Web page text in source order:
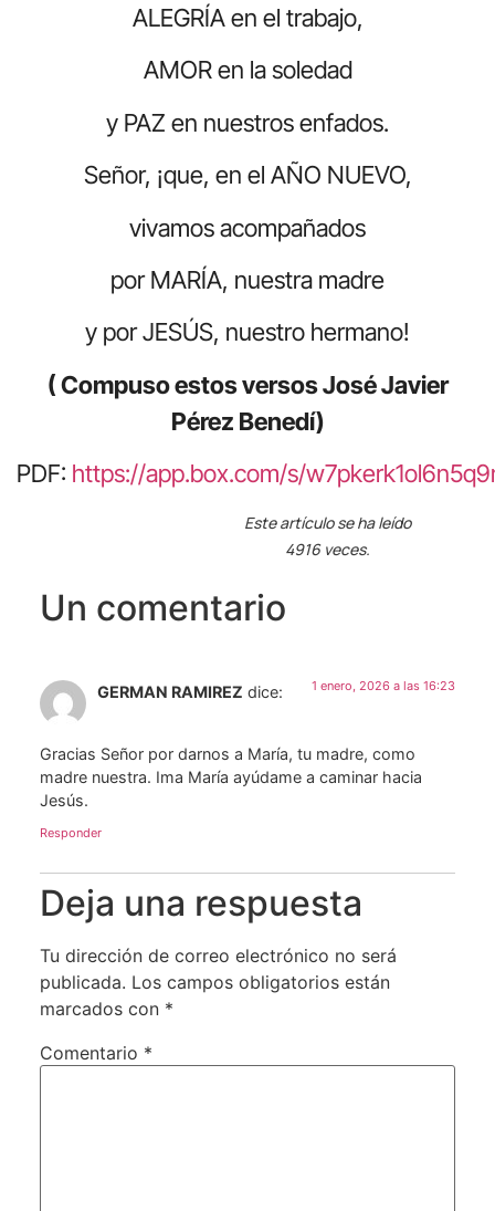
ALEGRÍA en el trabajo,
AMOR en la soledad
y PAZ en nuestros enfados.
Señor, ¡que, en el AÑO NUEVO,
vivamos acompañados
por MARÍA, nuestra madre
y por JESÚS, nuestro hermano!
( Compuso estos versos José Javier
Pérez Benedí)
PDF: https://app.box.com/s/
Este artículo se ha leído
4916 veces.
Un comentario
GERMAN RAMIREZ dice: 1 enero, 2026 a las 16:23
Gracias Señor por darnos a María, tu madre, como
madre nuestra. Ima María ayúdame a caminar hacia
Jesús.
Responder
Deja una respuesta
Tu dirección de correo electrónico no será
publicada. Los campos obligatorios están
marcados con *
Comentario *